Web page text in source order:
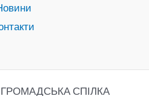
ГРОМАДСЬКА СПІЛКА